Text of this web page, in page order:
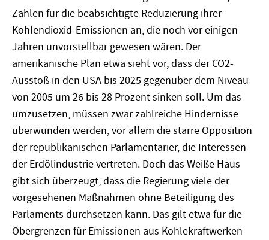
Zahlen für die beabsichtigte Reduzierung ihrer
Kohlendioxid-Emissionen an, die noch vor einigen
Jahren unvorstellbar gewesen wären. Der
amerikanische Plan etwa sieht vor, dass der CO2-
Ausstoß in den USA bis 2025 gegenüber dem Niveau
von 2005 um 26 bis 28 Prozent sinken soll. Um das
umzusetzen, müssen zwar zahlreiche Hindernisse
überwunden werden, vor allem die starre Opposition
der republikanischen Parlamentarier, die Interessen
der Erdölindustrie vertreten. Doch das Weiße Haus
gibt sich überzeugt, dass die Regierung viele der
vorgesehenen Maßnahmen ohne Beteiligung des
Parlaments durchsetzen kann. Das gilt etwa für die
Obergrenzen für Emissionen aus Kohlekraftwerken